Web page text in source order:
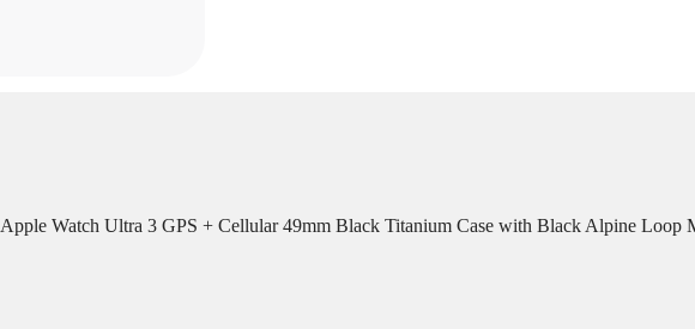
Apple Watch Ultra 3 GPS + Cellular 49mm Black Titanium Case with Black Alpine Loop